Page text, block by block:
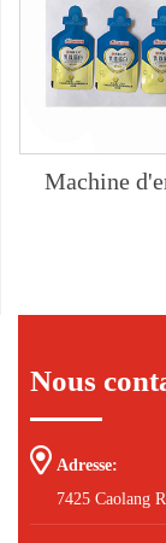
Machine
Nous
Adresse:
7425 Caolang